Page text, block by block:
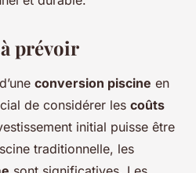
prévoir
conversion piscine en
de considérer les coûts
initial puisse être
traditionnelle, les